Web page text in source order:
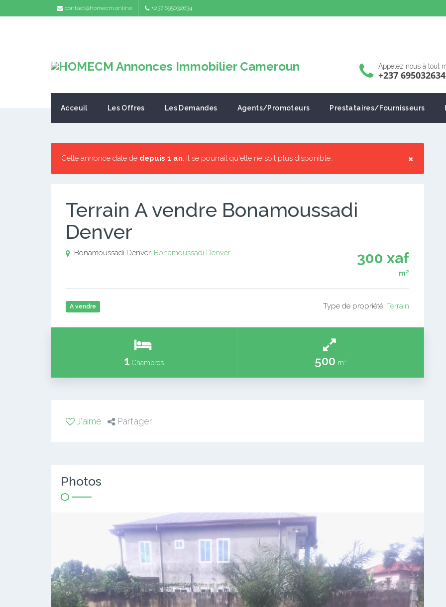
contact@homecm.online +237 695032634
Appelez nous à tout
+237 695032634
Acceuil Les Offres Les Demandes Agents/Promoteurs Prestataires/Fournisseurs
×
Cette annonce date de depuis 1 an, il se pourrait qu'elle ne soit plus disponible.
Terrain A vendre Bonamoussadi
Denver
300 xaf
m²
Bonamoussadi Denver, Bonamoussadi Denver
A vendre Type de propriété: Terrain
1 Chambres 500 m²
J'aime Partager
Photos